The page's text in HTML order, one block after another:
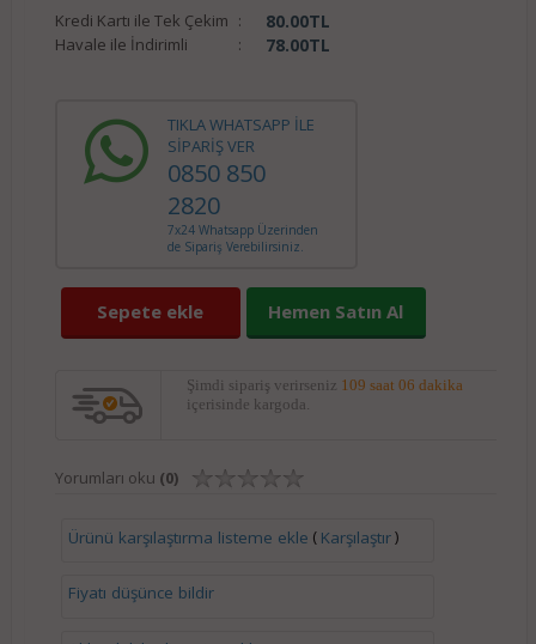
Kredi Kartı ile Tek Çekim : 80.00TL
Havale ile İndirimli : 78.00TL
TIKLA WHATSAPP İLE
SİPARİŞ VER
0850 850
2820
7x24 Whatsapp Üzerinden
de Sipariş Verebilirsiniz.
Sepete ekle Hemen Satın Al
Şimdi sipariş verirseniz 109 saat 06 dakika
içerisinde kargoda.
Yorumları oku (0)
Ürünü karşılaştırma listeme ekle ( Karşılaştır)
Fiyatı düşünce bildir